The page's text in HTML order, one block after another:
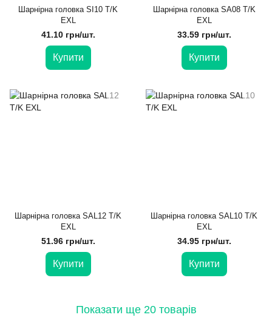
Шарнірна головка SI10 T/K
EXL
41.10 грн/шт.
Купити
Шарнірна головка SA08 T/K
EXL
33.59 грн/шт.
Купити
Шарнірна головка SAL12 T/K
EXL
51.96 грн/шт.
Купити
Шарнірна головка SAL10 T/K
EXL
34.95 грн/шт.
Купити
Показати ще 20 товарів